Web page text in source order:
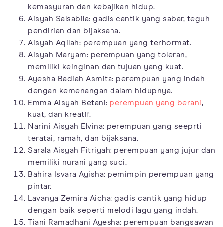
kemasyuran dan kebajikan hidup.
Aisyah Salsabila: gadis cantik yang sabar, teguh
pendirian dan bijaksana.
Aisyah Aqilah: perempuan yang terhormat.
Aisyah Maryam: perempuan yang toleran,
memiliki keinginan dan tujuan yang kuat.
Ayesha Badiah Asmita: perempuan yang indah
dengan kemenangan dalam hidupnya.
Emma Aisyah Betani: perempuan yang berani,
kuat, dan kreatif.
Narini Aisyah Elvina: perempuan yang seeprti
teratai, ramah, dan bijaksana.
Sarala Aisyah Fitriyah: perempuan yang jujur dan
memiliki nurani yang suci.
Bahira Isvara Ayisha: pemimpin perempuan yang
pintar.
Lavanya Zemira Aicha: gadis cantik yang hidup
dengan baik seperti melodi lagu yang indah.
Tiani Ramadhani Ayesha: perempuan bangsawan